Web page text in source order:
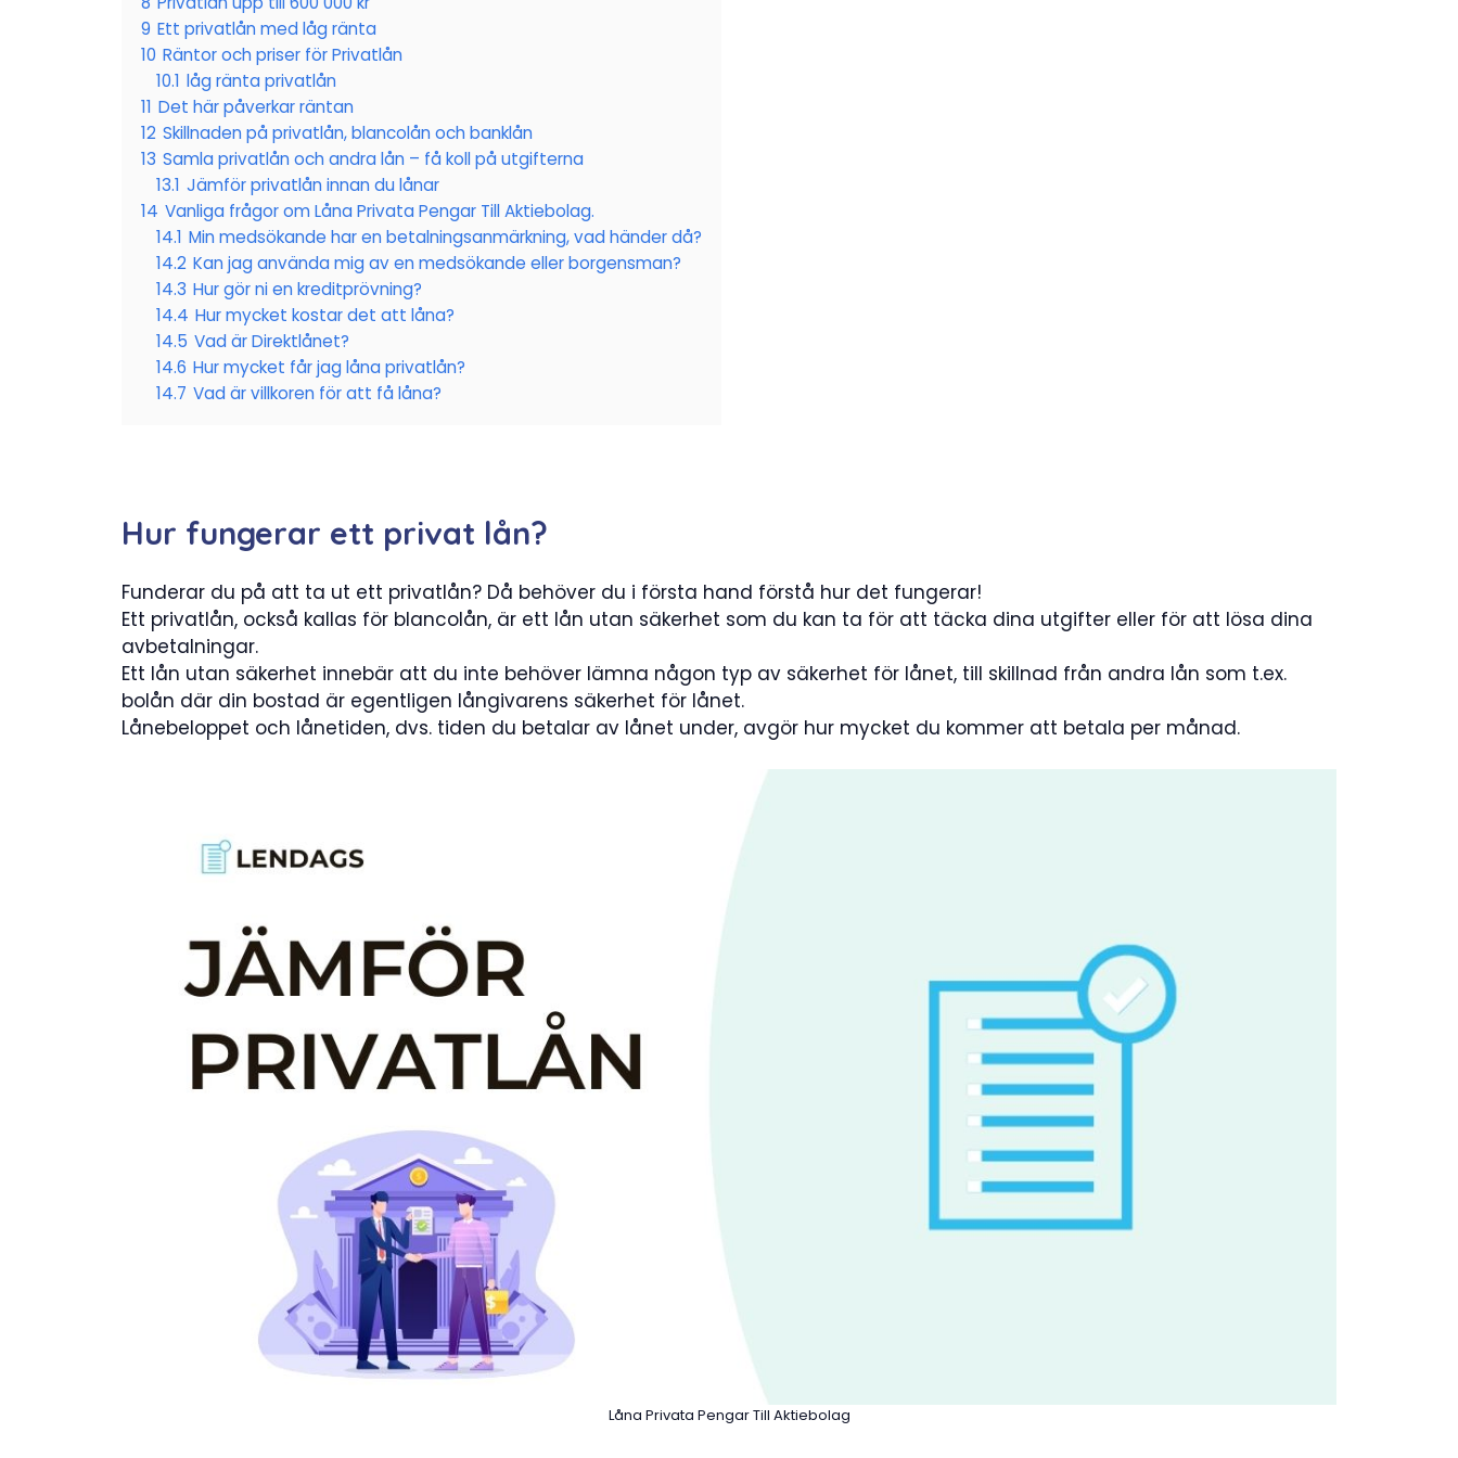
9 Ett privatlån med låg ränta
10 Räntor och priser för Privatlån
10.1 låg ränta privatlån
11 Det här påverkar räntan
12 Skillnaden på privatlån, blancolån och banklån
13 Samla privatlån och andra lån – få koll på utgifterna
13.1 Jämför privatlån innan du lånar
14 Vanliga frågor om Låna Privata Pengar Till Aktiebolag.
14.1 Min medsökande har en betalningsanmärkning, vad händer då?
14.2 Kan jag använda mig av en medsökande eller borgensman?
14.3 Hur gör ni en kreditprövning?
14.4 Hur mycket kostar det att låna?
14.5 Vad är Direktlånet?
14.6 Hur mycket får jag låna privatlån?
14.7 Vad är villkoren för att få låna?
Hur fungerar ett privat lån?
Funderar du på att ta ut ett privatlån? Då behöver du i första hand förstå hur det fungerar!
Ett privatlån, också kallas för blancolån, är ett lån utan säkerhet som du kan ta för att täcka dina utgifter eller för att lösa dina
avbetalningar.
Ett lån utan säkerhet innebär att du inte behöver lämna någon typ av säkerhet för lånet, till skillnad från andra lån som t.ex.
bolån där din bostad är egentligen långivarens säkerhet för lånet.
Lånebeloppet och lånetiden, dvs. tiden du betalar av lånet under, avgör hur mycket du kommer att betala per månad.
Låna Privata Pengar Till Aktiebolag